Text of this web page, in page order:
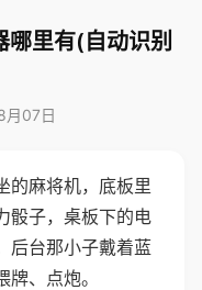
哪里有(自动识别
月07日
的麻将机，底板里
骰子，桌板下的电
后台那小子戴着蓝
、点炮。